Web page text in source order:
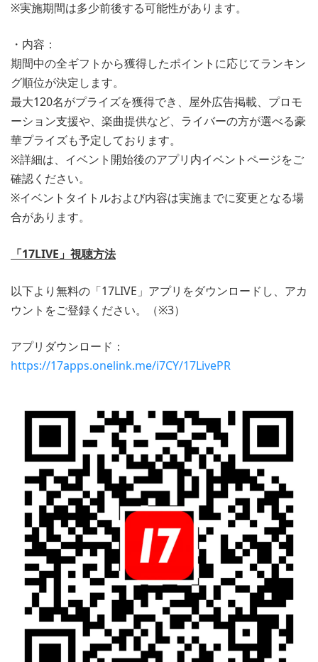
※実施期間は多少前後する可能性があります。
・内容：
期間中の全ギフトから獲得したポイントに応じてランキン
グ順位が決定します。
最大120名がプライズを獲得でき、屋外広告掲載、プロモ
ーション支援や、楽曲提供など、ライバーの方が選べる豪
華プライズも予定しております。
※詳細は、イベント開始後のアプリ内イベントページをご
確認ください。
※イベントタイトルおよび内容は実施までに変更となる場
合があります。
「17LIVE」視聴方法
以下より無料の「17LIVE」アプリをダウンロードし、アカ
ウントをご登録ください。（※3）
アプリダウンロード：
https://17apps.onelink.me/i7CY/17LivePR